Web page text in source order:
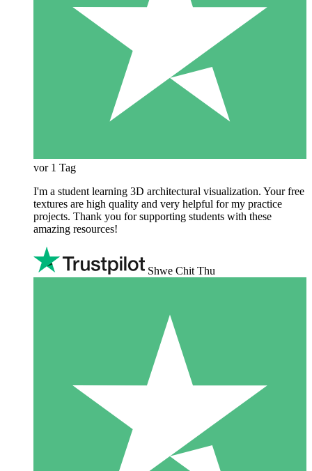
vor 1 Tag
I'm a student learning 3D architectural visualization. Your free
textures are high quality and very helpful for my practice
projects. Thank you for supporting students with these
amazing resources!
Shwe Chit Thu